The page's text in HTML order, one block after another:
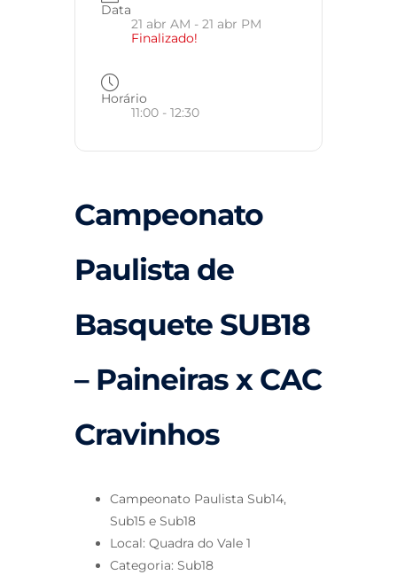
Data
21 abr AM - 21 abr PM
Finalizado!
Horário
11:00 - 12:30
Campeonato
Paulista de
Basquete SUB18
– Paineiras x CAC
Cravinhos
Campeonato Paulista Sub14,
Sub15 e Sub18
Local: Quadra do Vale 1
Categoria: Sub18